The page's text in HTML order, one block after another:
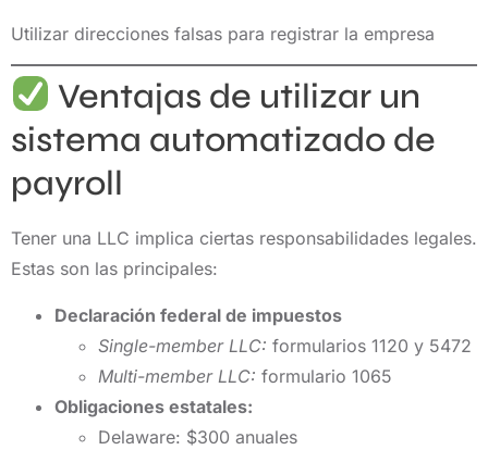
Utilizar direcciones falsas para registrar la empresa
Ventajas de utilizar un
sistema automatizado de
payroll
Tener una LLC implica ciertas responsabilidades legales.
Estas son las principales:
Declaración federal de impuestos
Single-member LLC: formularios 1120 y 5472
Multi-member LLC: formulario 1065
Obligaciones estatales:
Delaware: $300 anuales